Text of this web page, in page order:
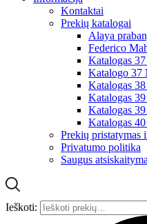
Kontaktai
Prekių katalogai
Alaya
Federico
Katalogas
Katalogo 37
Katalogas
Katalogas
Katalogas
Katalogas
Prekių pristatymas
Privatumo politika
Saugus
Ieškoti: